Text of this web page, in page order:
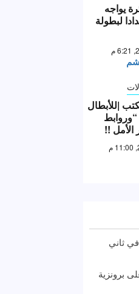
يواجه
لبطولة
|للأبطال
!!
ثاني
برونزية